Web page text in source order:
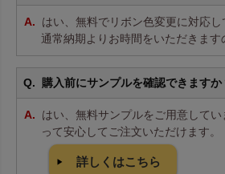
はい、無料でリボン色変更に対応し
通常納期よりお時間をいただきます
購入前にサンプルを確認できますか
はい、無料サンプルをご用意して
って安心してご注文いただけます。
詳しくはこちら